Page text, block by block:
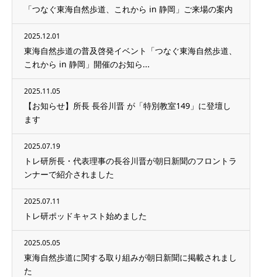
「つなぐ東海自然歩道、これから in 静岡」ご来場の案内
2025.12.01
東海自然歩道の普及啓発イベント「つなぐ東海自然歩道、
これから in 静岡」開催のお知ら...
2025.11.05
【お知らせ】所長 長谷川晋 が「特別教室149」に登壇し
ます
2025.07.19
トレ研所長・代表理事の長谷川晋が朝日新聞のフロントラ
ンナーで紹介されました
2025.07.11
トレ研ポッドキャスト始めました
2025.05.05
東海自然歩道に関する取り組みが朝日新聞に掲載されまし
た